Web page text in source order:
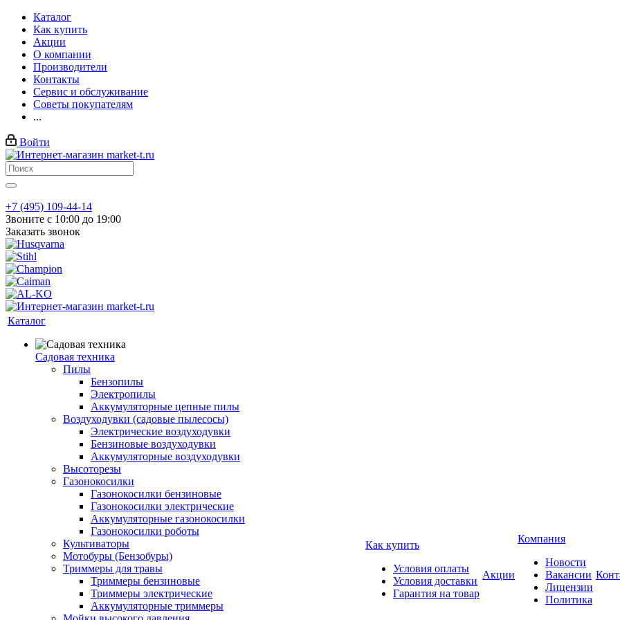
Каталог
Как купить
Акции
О компании
Производители
Контакты
Сервис и обслуживание
Советы покупателям
...
Войти
+7 (495) 109-44-14
Звоните с 10:00 до 19:00
Заказать звонок
Каталог
Садовая техника
Пилы
Бензопилы
Электропилы
Аккумуляторные цепные пилы
Воздуходувки (садовые пылесосы)
Электрические воздуходувки
Бензиновые воздуходувки
Аккумуляторные воздуходувки
Высоторезы
Газонокосилки
Газонокосилки бензиновые
Газонокосилки электрические
Аккумуляторные газонокосилки
Газонокосилки роботы
Культиваторы
Мотобуры (Бензобуры)
Триммеры для травы
Триммеры бензиновые
Триммеры электрические
Аккумуляторные триммеры
Как купить
Условия оплаты
Условия доставки
Гарантия на товар
Акции
Компания
Новости
Вакансии
Лицензии
Политика